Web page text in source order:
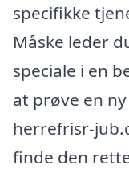
specifikke
Måske leder
speciale i en
at prøve en
herrefrisr-
finde den